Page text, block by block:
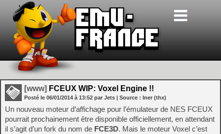
[www] FCEUX WIP: Voxel Engine !!
Posté le 06/01/2014 à 13:52 par Jets | Source : Iner (thx)
Un nouveau moteur d’affichage pour l’émulateur de NES FCEUX
pourrait prochainement être disponible officiellement, en attendant
il s’agit d’un fork du nom de FCE3D. Mais le moteur Voxel c’est